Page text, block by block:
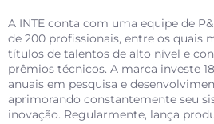
A INTE conta com uma equipe de
de 200 profissionais, entre os quais
títulos de talentos de alto nível e
prêmios técnicos. A marca investe
anuais em pesquisa e
aprimorando constantemente seu
inovação. Regularmente, lança